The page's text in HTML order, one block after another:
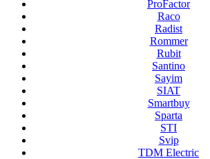
ProFactor
Raco
Radist
Rommer
Rubit
Santino
Sayim
SIAT
Smartbuy
Sparta
STI
Svip
TDM Electric